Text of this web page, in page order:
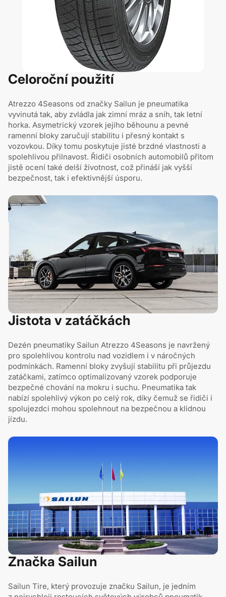
Celoroční použití
Atrezzo 4Seasons od značky Sailun je pneumatika
vyvinutá tak, aby zvládla jak zimní mráz a sníh, tak letní
horka. Asymetrický vzorek jejího běhounu a pevné
ramenní bloky zaručují stabilitu i přesný kontakt s
vozovkou. Díky tomu poskytuje jisté brzdné vlastnosti a
spolehlivou přilnavost. Řidiči osobních automobilů přitom
jistě ocení také delší životnost, což přináší jak vyšší
bezpečnost, tak i efektivnější úsporu.
Jistota v zatáčkách
Dezén pneumatiky Sailun Atrezzo 4Seasons je navržený
pro spolehlivou kontrolu nad vozidlem i v náročných
podmínkách. Ramenní bloky zvyšují stabilitu při průjezdu
zatáčkami, zatímco optimalizovaný vzorek podporuje
bezpečné chování na mokru i suchu. Pneumatika tak
nabízí spolehlivý výkon po celý rok, díky čemuž se řidiči i
spolujezdci mohou spolehnout na bezpečnou a klidnou
jízdu.
Značka Sailun
Sailun Tire, který provozuje značku Sailun, je jedním